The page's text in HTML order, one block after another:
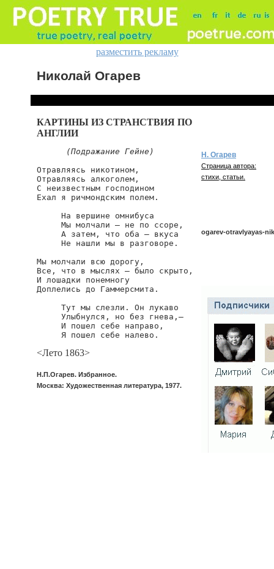
разместить рекламу
Николай Огарев
КАРТИНЫ ИЗ СТРАНСТВИЯ ПО
АНГЛИИ
(Подражание Гейне)
Отравляясь никотином,
Отравляясь алкоголем,
С неизвестным господином
Ехал я ричмондским полем.
     На вершине омнибуса
     Мы молчали — не по ссоре,
     А затем, что оба — вкуса
     Не нашли мы в разговоре.
Мы молчали всю дорогу,
Все, что в мыслях — было скрыто,
И лошадки понемногу
Доплелись до Гаммерсмита.
     Тут мы слезли. Он лукаво
     Улыбнулся, но без гнева,—
     И пошел себе направо,
     Я пошел себе налево.
<Лето 1863>
Н.П.Огарев. Избранное.
Москва: Художественная литература, 1977.
Н. Огарев
Страница автора:
стихи, статьи.
ogarev-otravlyayas-